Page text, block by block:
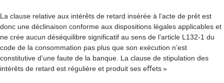
La clause relative aux intérêts de retard insérée à l’acte de prêt est
donc une déclinaison conforme aux dispositions légales applicables et
ne crée aucun déséquilibre significatif au sens de l’article L132-1 du
code de la consommation pas plus que son exécution n’est
constitutive d’une faute de la banque. La clause de stipulation des
intérêts de retard est régulière et produit ses eﬀets »